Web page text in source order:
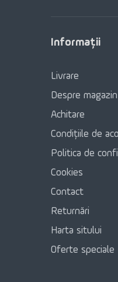
Informaţii
Livrare
Despre magazin
Achitare
Condițiile de
Politica de
Cookies
Contact
Returnări
Harta sitului
Oferte speciale